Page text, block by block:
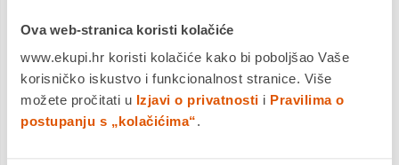
Ova web-stranica koristi kolačiće
www.ekupi.hr koristi kolačiće kako bi poboljšao Vaše
korisničko iskustvo i funkcionalnost stranice. Više
možete pročitati u Izjavi o privatnosti i Pravilima o
postupanju s „kolačićima“.
Povrat robe moguć unutar 14 dana
DODAJTE U KOŠARICU